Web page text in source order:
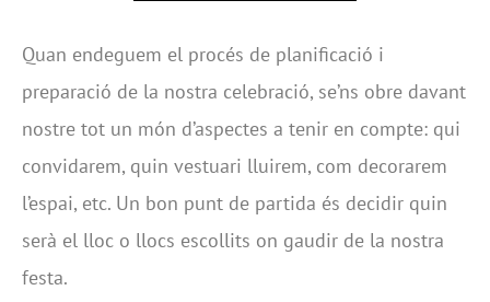
Quan endeguem el procés de planificació i
preparació de la nostra celebració, se’ns obre davant
nostre tot un món d’aspectes a tenir en compte: qui
convidarem, quin vestuari lluirem, com decorarem
l’espai, etc. Un bon punt de partida és decidir quin
serà el lloc o llocs escollits on gaudir de la nostra
festa.